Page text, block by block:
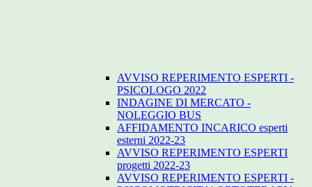
AVVISO REPERIMENTO ESPERTI -
PSICOLOGO 2022
INDAGINE DI MERCATO -
NOLEGGIO BUS
AFFIDAMENTO INCARICO esperti
esterni 2022-23
AVVISO REPERIMENTO ESPERTI
progetti 2022-23
AVVISO REPERIMENTO ESPERTI -